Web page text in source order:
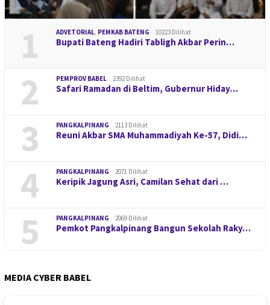
1 ADVETORIAL PEMKAB BATENG 10223 Dilihat
Bupati Bateng Hadiri Tabligh Akbar Perin…
2 PEMPROV BABEL 2392 Dilihat
Safari Ramadan di Beltim, Gubernur Hiday…
3 PANGKALPINANG 2113 Dilihat
Reuni Akbar SMA Muhammadiyah Ke-57, Didi…
4 PANGKALPINANG 2071 Dilihat
Keripik Jagung Asri, Camilan Sehat dari …
5 PANGKALPINANG 2069 Dilihat
Pemkot Pangkalpinang Bangun Sekolah Raky…
MEDIA CYBER BABEL